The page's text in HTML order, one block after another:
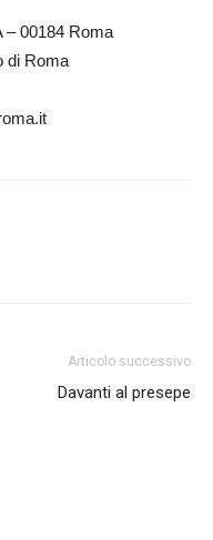
– 00184 Roma
di Roma
Articolo successivo
Davanti al presepe